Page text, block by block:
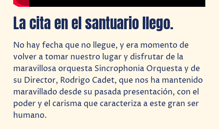
La cita en el santuario llego.
No hay fecha que no llegue, y era momento de
volver a tomar nuestro lugar y disfrutar de la
maravillosa orquesta Sincrophonia Orquesta y de
su Director, Rodrigo Cadet, que nos ha mantenido
maravillado desde su pasada presentación, con el
poder y el carisma que caracteriza a este gran ser
humano.